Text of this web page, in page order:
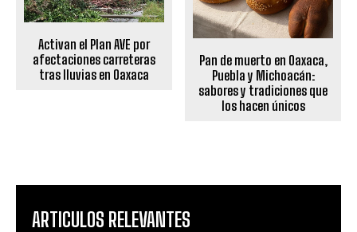
Activan el Plan AVE por
afectaciones carreteras
tras lluvias en Oaxaca
Pan de muerto en Oaxaca,
Puebla y Michoacán:
sabores y tradiciones que
los hacen únicos
ARTICULOS RELEVANTES